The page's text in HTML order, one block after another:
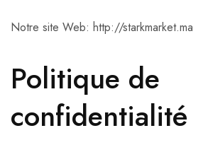
Notre site Web: http://starkmarket.ma
Politique de
confidentialité